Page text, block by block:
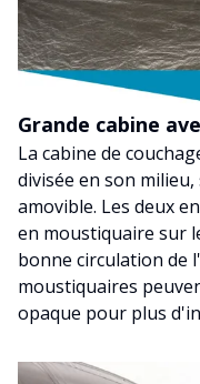
Grande cabine
La cabine de
divisée en son
amovible. Les deux
en moustiquaire sur
bonne circulation de
moustiquaires
opaque pour plus